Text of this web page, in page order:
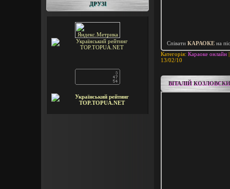
ДРУЗІ
Співати КАРАОКЕ на
Категорія: Караоке онлайн
13/02/10
ВІТАЛІЙ